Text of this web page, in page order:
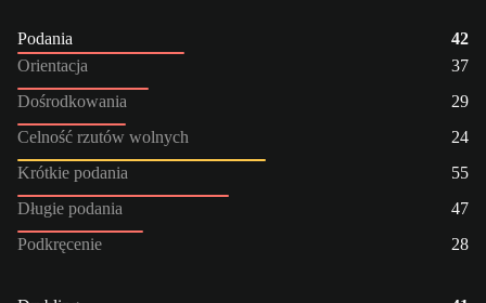
Podania
42
Orientacja
37
Dośrodkowania
29
Celność rzutów wolnych
24
Krótkie podania
55
Długie podania
47
Podkręcenie
28